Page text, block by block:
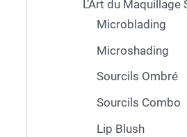
L’Art du
Microblading
Microshading
Sourcils Ombré
Sourcils Combo
Lip Blush